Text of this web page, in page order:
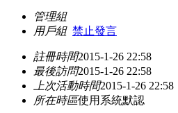
管理組
用戶組 禁止發言
註冊時間2015-1-26 22:58
最後訪問2015-1-26 22:58
上次活動時間2015-1-26 22:58
所在時區使用系統默認